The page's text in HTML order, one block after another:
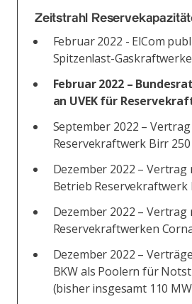
Zeitstrahl
Februar 2022 - ElCom
Spitzenlast-Gaskraftwerke
Februar 2022 –
an UVEK für
September 2022 –
Reservekraftwerk Birr
Dezember 2022 – Vertrag
Betrieb Reservekraftwerk
Dezember 2022 – Vertrag
Reservekraftwerken
Dezember 2022 –
BKW als Poolern für
(bisher insgesamt 110